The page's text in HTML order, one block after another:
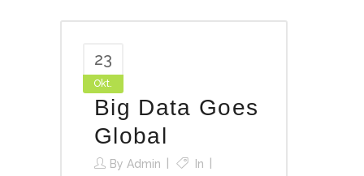
23
Okt.
Big Data Goes
Global
By Admin
In